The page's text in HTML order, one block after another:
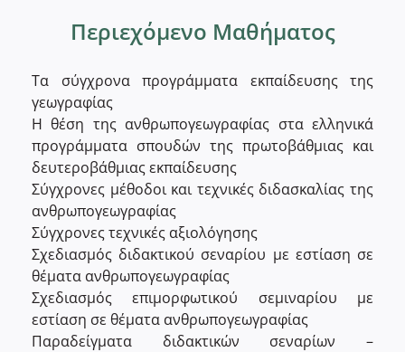
Περιεχόμενο Μαθήματος
Τα σύγχρονα προγράμματα εκπαίδευσης της
γεωγραφίας
Η θέση της ανθρωπογεωγραφίας στα ελληνικά
προγράμματα σπουδών της πρωτοβάθμιας και
δευτεροβάθμιας εκπαίδευσης
Σύγχρονες μέθοδοι και τεχνικές διδασκαλίας της
ανθρωπογεωγραφίας
Σύγχρονες τεχνικές αξιολόγησης
Σχεδιασμός διδακτικού σεναρίου με εστίαση σε
θέματα ανθρωπογεωγραφίας
Σχεδιασμός επιμορφωτικού σεμιναρίου με
εστίαση σε θέματα ανθρωπογεωγραφίας
Παραδείγματα διδακτικών σεναρίων –